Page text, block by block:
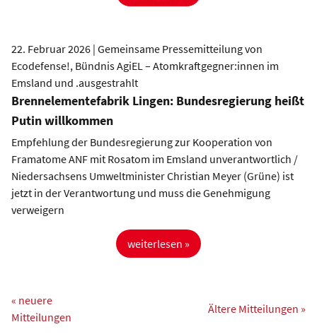
22. Februar 2026 | Gemeinsame Pressemitteilung von
Ecodefense!, Bündnis AgiEL – Atomkraftgegner:innen im
Emsland und .ausgestrahlt
Brennelementefabrik Lingen: Bundesregierung heißt
Putin willkommen
Empfehlung der Bundesregierung zur Kooperation von
Framatome ANF mit Rosatom im Emsland unverantwortlich /
Niedersachsens Umweltminister Christian Meyer (Grüne) ist
jetzt in der Verantwortung und muss die Genehmigung
verweigern
weiterlesen »
« neuere
Mitteilungen
Ältere Mitteilungen »